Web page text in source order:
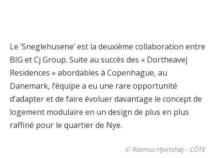
Le ‘Sneglehusene’ est la deuxième collaboration entre
BIG et Cj Group. Suite au succès des « Dortheavej
Residences » abordables à Copenhague, au
Danemark, l’équipe a eu une rare opportunité
d’adapter et de faire évoluer davantage le concept de
logement modulaire en un design de plus en plus
raffiné pour le quartier de Nye.
© Rasmus Hjortshøj – CÔTE